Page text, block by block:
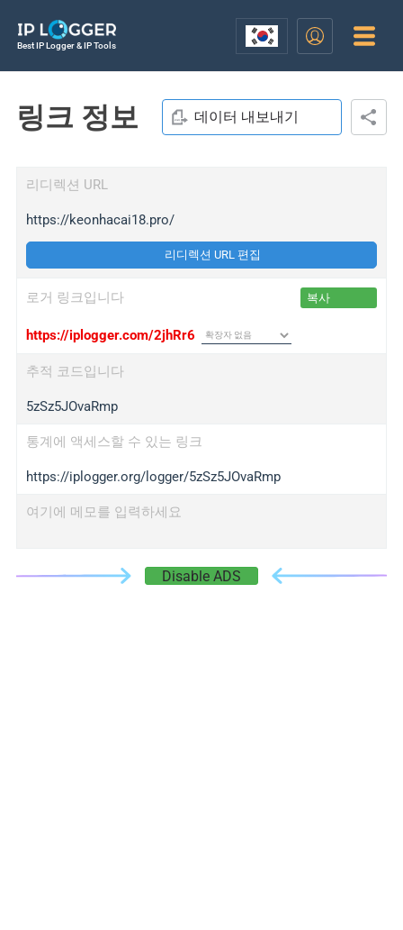
Best IP Logger & IP Tools
링크 정보 데이터 내보내기
리디렉션 URL
https://keonhacai18.pro/
리디렉션 URL 편집
로거 링크입니다 복사
https://iplogger.com/2jhRr6
추적 코드입니다
5zSz5JOvaRmp
통계에 액세스할 수 있는 링크
https://iplogger.org/logger/5zSz5JOvaRmp
여기에 메모를 입력하세요
Disable ADS